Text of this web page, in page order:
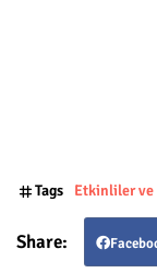
Tags Etkinliler ve